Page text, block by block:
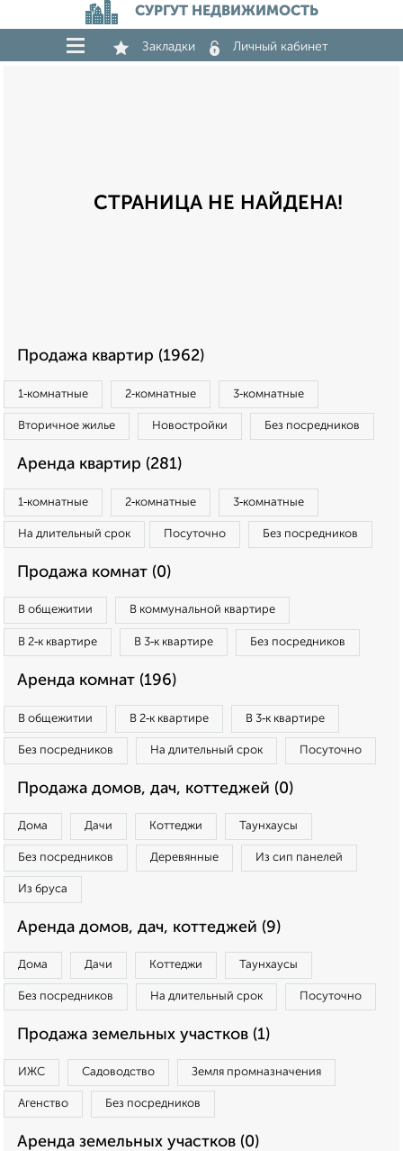
СУРГУТ НЕДВИЖИМОСТЬ
Закладки Личный кабинет
СТРАНИЦА НЕ НАЙДЕНА!
Продажа квартир (1962)
1‑комнатные 2‑комнатные 3‑комнатные
Вторичное жилье Новостройки Без посредников
Аренда квартир (281)
1‑комнатные 2‑комнатные 3‑комнатные
На длительный срок Посуточно Без посредников
Продажа комнат (0)
В общежитии В коммунальной квартире
В 2‑к квартире В 3‑к квартире Без посредников
Аренда комнат (196)
В общежитии В 2‑к квартире В 3‑к квартире
Без посредников На длительный срок Посуточно
Продажа домов, дач, коттеджей (0)
Дома Дачи Коттеджи Таунхаусы
Без посредников Деревянные Из сип панелей
Из бруса
Аренда домов, дач, коттеджей (9)
Дома Дачи Коттеджи Таунхаусы
Без посредников На длительный срок Посуточно
Продажа земельных участков (1)
ИЖС Садоводство Земля промназначения
Агенство Без посредников
Аренда земельных участков (0)